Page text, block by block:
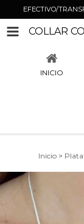
EFECTIVO/
COLLAR
INICIO
Inicio >